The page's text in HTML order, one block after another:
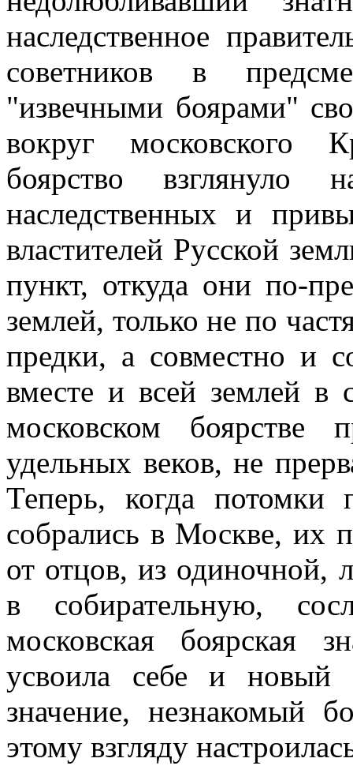
наследственное
советников в
"извечными боярами"
вокруг московского
боярство
наследственных и
властителей Русской
пункт, откуда они по-
землей, только не по
предки, а совместно и
вместе и всей землей в
московском боярстве
удельных веков, не
Теперь, когда потомки
собрались в Москве, их
от отцов, из одиночной,
в собирательную,
московская боярская
усвоила себе и новый
значение, незнакомый
этому взгляду